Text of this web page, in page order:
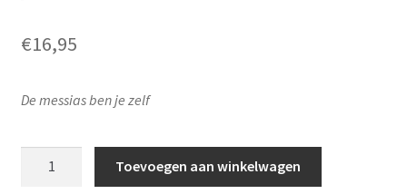
€16,95
De messias ben je zelf
Toevoegen aan winkelwagen